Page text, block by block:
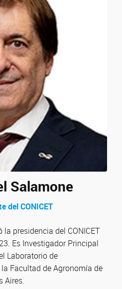
Salamone
del CONICET
presidencia del CONICET
Es Investigador Principal
Laboratorio de
Facultad de Agronomía de
Aires.